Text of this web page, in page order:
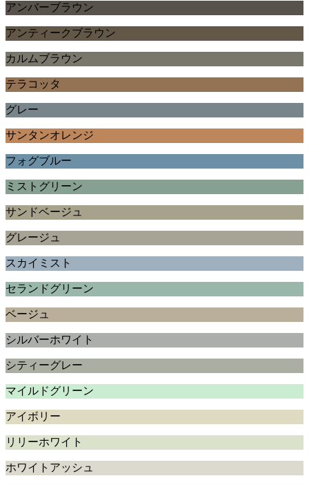
アンバーブラウン
アンティークブラウン
カルムブラウン
テラコッタ
グレー
サンタンオレンジ
フォグブルー
ミストグリーン
サンドベージュ
グレージュ
スカイミスト
セランドグリーン
ベージュ
シルバーホワイト
シティーグレー
マイルドグリーン
アイボリー
リリーホワイト
ホワイトアッシュ